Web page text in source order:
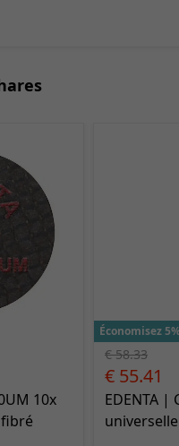
10x
Économisez
€ 58.33
€ 55.41
EDENTA |
universelle